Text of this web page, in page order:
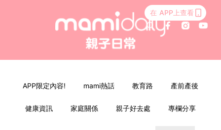
在 APP上查看
APP限定內容! mami熱話 教育路 產前產後
健康資訊 家庭關係 親子好去處 專欄分享